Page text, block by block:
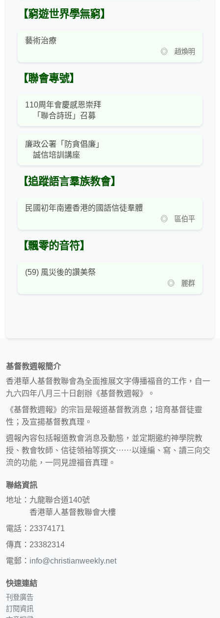
【窮遊世界學無窮】
藝術治療
◎ 趙煥明
【聯會專號】
110周年會慶感恩崇拜
「聯合詩班」召募
廉政公署「防貪倡廉」
誠信培訓講座
【追蹤語言羣族教會】
民國初年南遷香港的國語信徒羣體
◎ 區伯平
【飄零的音符】
(59) 風災後的讚美祭
◎ 麗群
基督教週報簡介
香港華人基督教聯會為全面推展文字傳播福音的工作，自一
九六四年八月三十日創辦《基督教週報》。
《基督教週報》的宗旨是報道基督教消息；培育基督徒靈
性；及宣揚基督教真理。
週報內容包括報道教會消息及動態，並定期邀約神學院教
授、教會牧師、信徒領袖等撰文⋯⋯以達編、寫、讀三向交
流的功能，一同見證福音真理。
聯絡資訊
地址：九龍聯合道140號
香港華人基督教聯會大樓
電話：23374171
傳真：23382314
電郵： info@christianweekly.net
快速連結
刊登廣告
訂閱資訊